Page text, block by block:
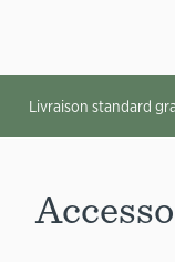
Livraison standard